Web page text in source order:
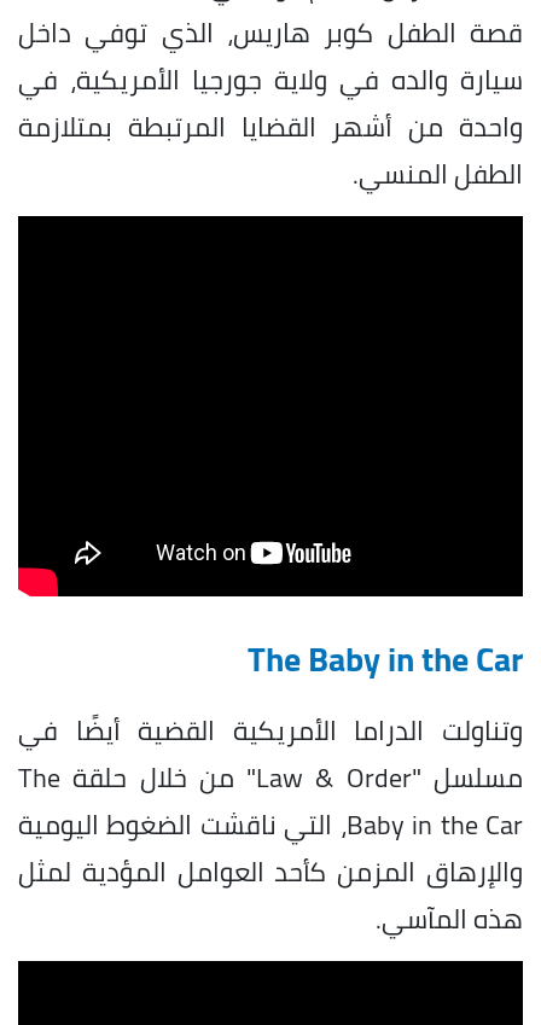
قصة الطفل كوبر هاريس، الذي توفي داخل
سيارة والده في ولاية جورجيا الأمريكية، في
واحدة من أشهر القضايا المرتبطة بمتلازمة
الطفل المنسي.
The Baby in the Car
وتناولت الدراما الأمريكية القضية أيضًا في
مسلسل "Law & Order" من خلال حلقة The
Baby in the Car، التي ناقشت الضغوط اليومية
والإرهاق المزمن كأحد العوامل المؤدية لمثل
هذه المآسي.